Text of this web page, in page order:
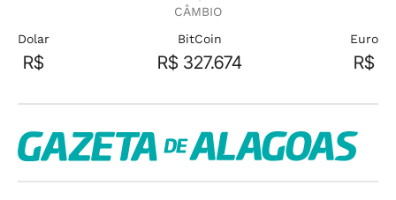
CÂMBIO
Dolar
R$
BitCoin
R$ 327.674
Euro
R$